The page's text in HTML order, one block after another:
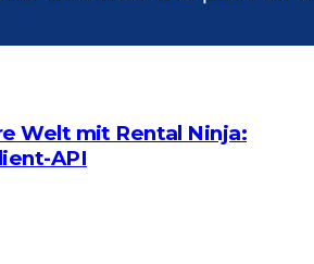
Welt mit Rental Ninja:
API